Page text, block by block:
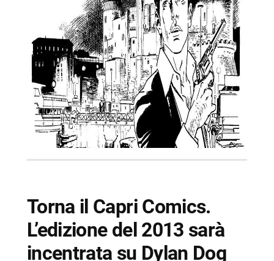
Torna il Capri Comics.
L’edizione del 2013 sarà
incentrata su Dylan Dog